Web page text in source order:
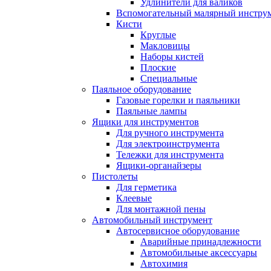
Удлинители для валиков
Вспомогательный малярный
Кисти
Круглые
Макловицы
Наборы кистей
Плоские
Специальные
Паяльное оборудование
Газовые горелки и паяльники
Паяльные лампы
Ящики для инструментов
Для ручного инструмента
Для электроинструмента
Тележки для инструмента
Ящики-органайзеры
Пистолеты
Для герметика
Клеевые
Для монтажной пены
Автомобильный инструмент
Автосервисное оборудование
Аварийные принадлежности
Автомобильные аксессуары
Автохимия